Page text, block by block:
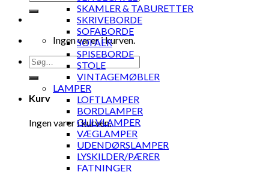
efter:
Ingen varer i kurven.
Søg
efter:
Kurv
Ingen varer i kurven.
SKAMLER & TABURETTER
SKRIVEBORDE
SOFABORDE
SOFAER
SPISEBORDE
STOLE
VINTAGEMØBLER
LAMPER
LOFTLAMPER
BORDLAMPER
GULVLAMPER
VÆGLAMPER
UDENDØRSLAMPER
LYSKILDER/PÆRER
FATNINGER